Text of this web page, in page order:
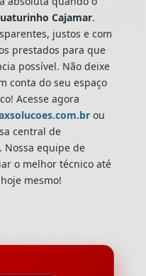
Cajamar.
justos e com
prestados para que
possível. Não deixe
conta do seu espaço
Acesse agora
ou
central de
Nossa equipe de
o melhor técnico até
mesmo!